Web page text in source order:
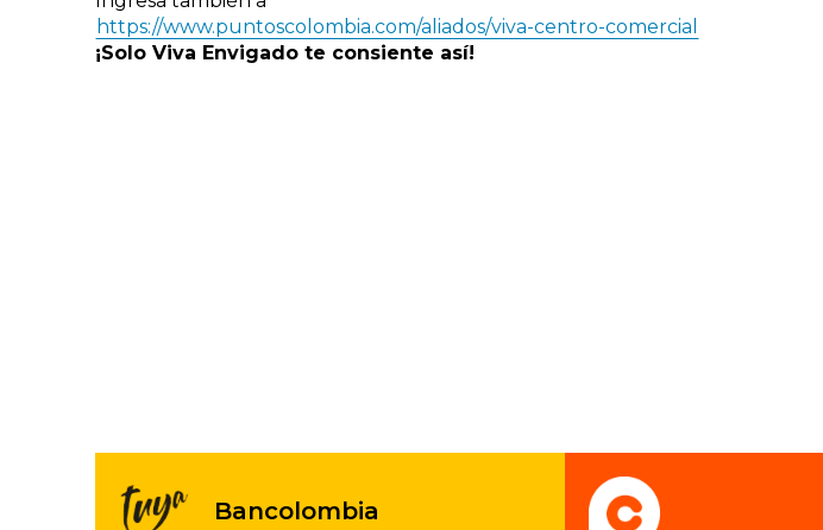
https://www.puntoscolombia.com/aliados/viva-centro-comercial
¡Solo Viva Envigado te consiente así!
Bancolombia